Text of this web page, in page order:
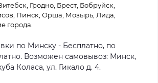
Гродно, Брест, Бобруйск,
Пинск, Орша, Мозырь, Лида,
города.
по Минску - Бесплатно, по
Возможен самовывоз: Минск,
Коласа, ул. Гикало д. 4.